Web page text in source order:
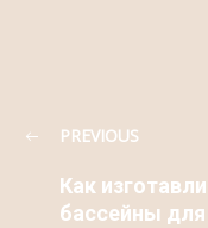
PREVIOUS
Как
бассейны